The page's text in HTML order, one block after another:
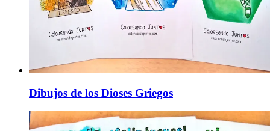
Dibujos de los Dioses Griegos